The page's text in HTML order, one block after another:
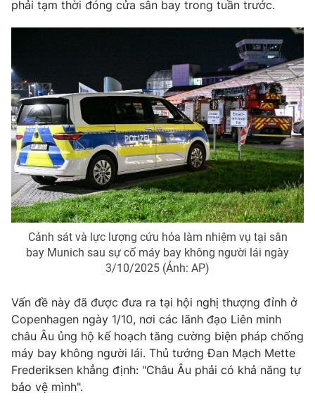
VTV4 Vươn mình bằng AI
Liên hệ tòa soạn English
THỜI BÁO VTV
Theo dõi báo trên
Đài Truyền hình Việt Nam
Giấy phép hoạt động báo in và báo điện tử số 483/GP-BTTTT
cấp ngày 29/12/2023
Tổng Biên tập: Vũ Thanh Thủy
Phó Tổng Biên tập:
Nguyễn Thị Mỹ Hạnh, Phạm Quốc Thắng,
Nguyễn Trọng Ninh
phải tạm thời đóng cửa sân bay trong tuần trước.
Cảnh sát và lực lượng cứu hỏa làm nhiệm vụ tại sân
bay Munich sau sự cố máy bay không người lái ngày
3/10/2025 (Ảnh: AP)
Vấn đề này đã được đưa ra tại hội nghị thượng đỉnh ở
Copenhagen ngày 1/10, nơi các lãnh đạo Liên minh
châu Âu ủng hộ kế hoạch tăng cường biện pháp chống
máy bay không người lái. Thủ tướng Đan Mạch Mette
Frederiksen khẳng định: "Châu Âu phải có khả năng tự
bảo vệ mình".